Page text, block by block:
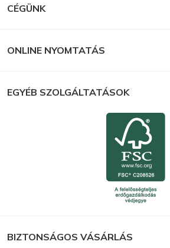
CÉGÜNK
ONLINE NYOMTATÁS
EGYÉB SZOLGÁLTATÁSOK
BIZTONSÁGOS VÁSÁRLÁS